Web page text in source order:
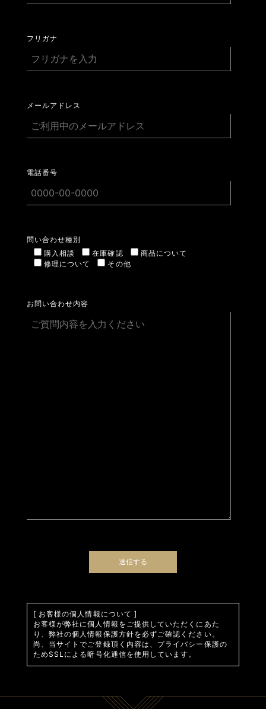
フリガナ
メールアドレス
電話番号
問い合わせ種別
購入相談
在庫確認
商品について
修理について
その他
お問い合わせ内容
[ お客様の個人情報について ]
お客様が弊社に個人情報をご提供していただくにあた
り、弊社の個人情報保護方針を必ずご確認ください。
尚、当サイトでご登録頂く内容は、プライバシー保護の
ためSSLによる暗号化通信を使用しています。